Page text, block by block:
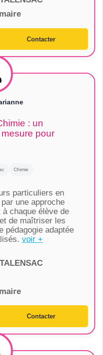
Contacter
: un
pour
Chimie
particuliers en
une approche
chaque élève de
de maîtriser les
pédagogie adaptée
voir +
TALENSAC
Contacter